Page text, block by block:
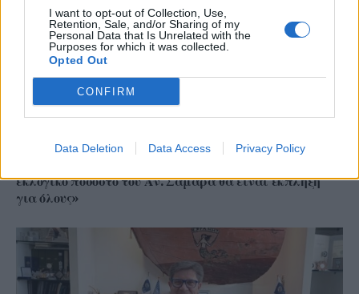
I want to opt-out of Collection, Use,
Retention, Sale, and/or Sharing of my
Personal Data that Is Unrelated with the
Purposes for which it was collected.
Opted Out
CONFIRM
Data Deletion Data Access Privacy Policy
εκλογικό ποσοστό του Αν. Σαμαρά θα είναι έκπληξη
για όλους»